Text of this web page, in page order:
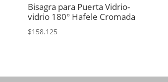
Bisagra para Puerta Vidrio-
vidrio 180° Hafele Cromada
$158.125